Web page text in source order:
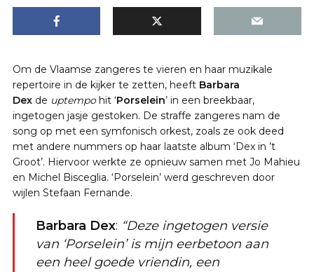
Om de Vlaamse zangeres te vieren en haar muzikale
repertoire in de kijker te zetten, heeft Barbara
Dex de uptempo hit ‘Porselein’ in een breekbaar,
ingetogen jasje gestoken. De straffe zangeres nam de
song op met een symfonisch orkest, zoals ze ook deed
met andere nummers op haar laatste album ‘Dex in ’t
Groot’. Hiervoor werkte ze opnieuw samen met Jo Mahieu
en Michel Bisceglia. ‘Porselein’ werd geschreven door
wijlen Stefaan Fernande.
Barbara Dex: “Deze ingetogen versie
van ‘Porselein’ is mijn eerbetoon aan
een heel goede vriendin, een